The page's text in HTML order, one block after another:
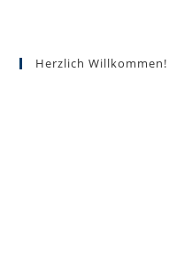
Herzlich Willkommen!